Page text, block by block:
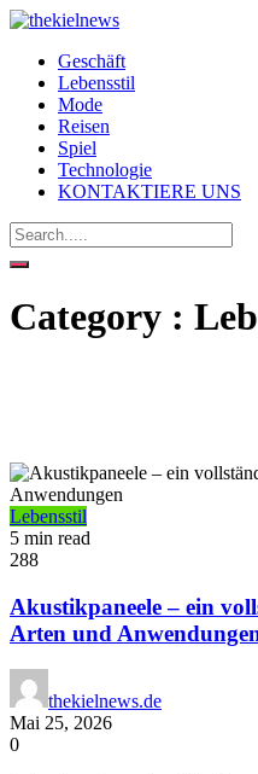
Geschäft
Lebensstil
Mode
Reisen
Spiel
Technologie
KONTAKTIERE UNS
Category :
Lebensstil
5 min read
288
Akustikpaneele – ein
Arten und
thekielnews.de
Mai 25, 2026
0